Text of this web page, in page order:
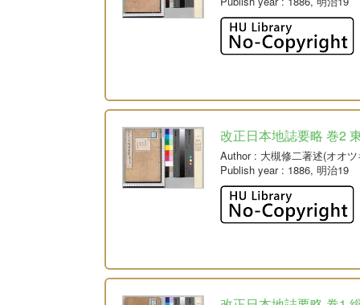
改正日本地誌要略 巻2
Author: 大槻修二著述(オオ
Publish year: 1886, 明治19